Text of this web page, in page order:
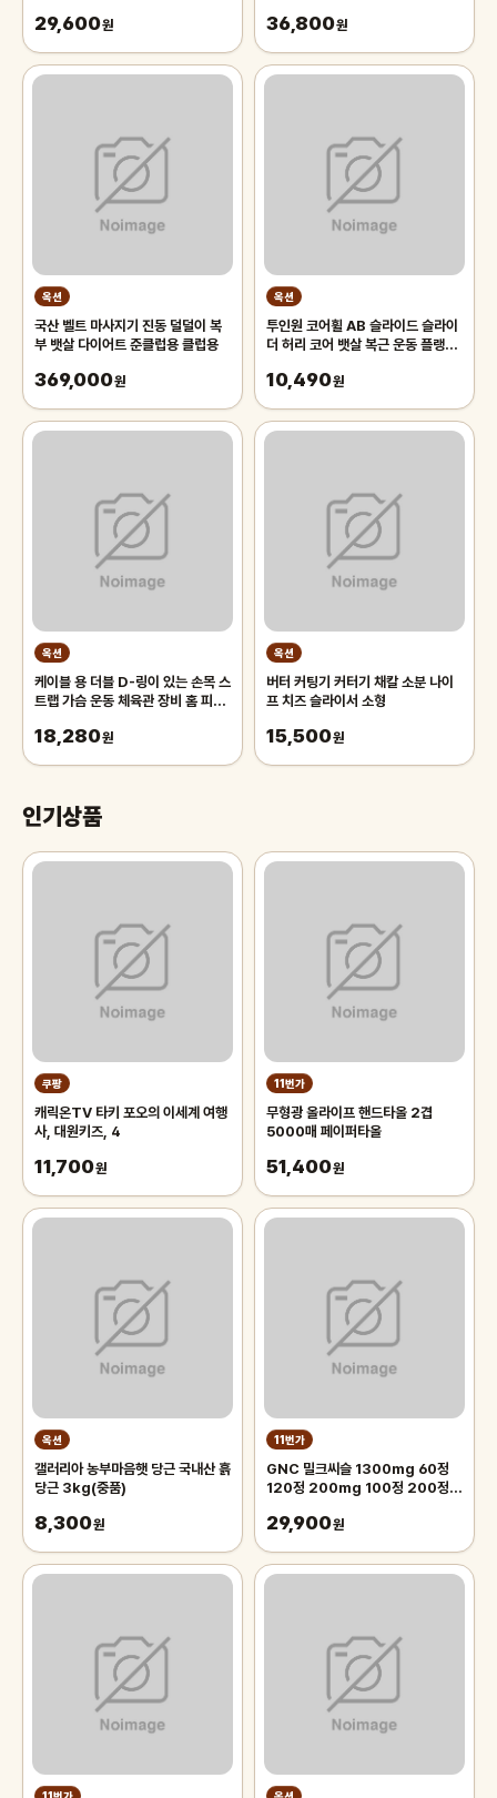
볼 매트 지압봉 지압판 지압기 용천
칭
29,600원 36,800원
옥션
국산 벨트 마사지기 진동 덜덜이 복
부 뱃살 다이어트 준클럽용 클럽용
369,000원
옥션
투인원 코어휠 AB 슬라이드 슬라이
더 허리 코어 뱃살 복근 운동 플랭크
10,490원
옥션
케이블 용 더블 D-링이 있는 손목 스
트랩 가슴 운동 체육관 장비 홈 피트
18,280원
옥션
버터 커팅기 커터기 채칼 소분 나이
프 치즈 슬라이서 소형
15,500원
인기상품
쿠팡
캐릭온TV 타키 포오의 이세계 여행
사, 대원키즈, 4
11,700원
11번가
무형광 올라이프 핸드타올 2겹
5000매 페이퍼타올
51,400원
옥션
갤러리아 농부마음햇 당근 국내산 흙
당근 3kg(중품)
8,300원
11번가
GNC 밀크씨슬 1300mg 60정
120정 200mg 100정 200정
29,900원